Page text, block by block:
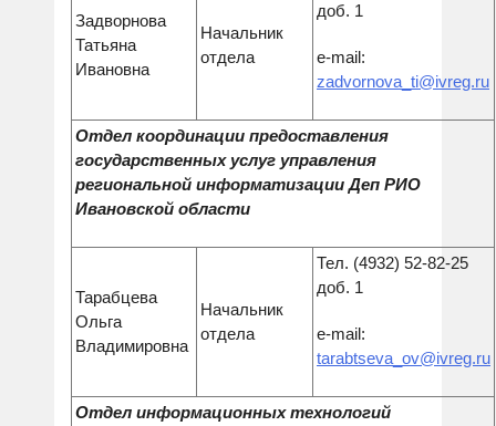
Задворнова
Татьяна
Ивановна
Начальник
отдела
доб. 1
e-mail:
zadvornova_ti@ivreg.ru
Отдел координации предоставления
государственных услуг управления
региональной информатизации Деп РИО
Ивановской области
Тарабцева
Ольга
Владимировна
Начальник
отдела
Тел. (4932) 52-82-25
доб. 1
e-mail:
tarabtseva_ov@ivreg.ru
Отдел информационных технологий